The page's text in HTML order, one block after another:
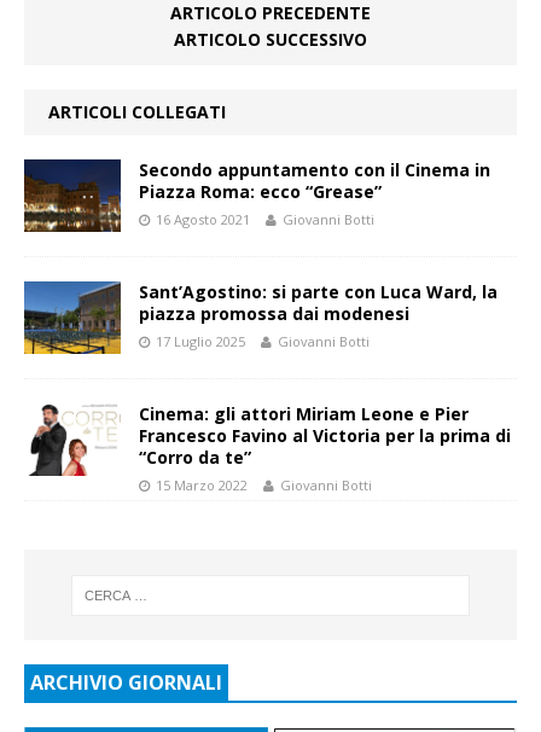
ARTICOLO PRECEDENTE
ARTICOLO SUCCESSIVO
ARTICOLI COLLEGATI
Secondo appuntamento con il Cinema in
Piazza Roma: ecco “Grease”
16 Agosto 2021 Giovanni Botti
Sant’Agostino: si parte con Luca Ward, la
piazza promossa dai modenesi
17 Luglio 2025 Giovanni Botti
Cinema: gli attori Miriam Leone e Pier
Francesco Favino al Victoria per la prima di
“Corro da te”
15 Marzo 2022 Giovanni Botti
ARCHIVIO GIORNALI